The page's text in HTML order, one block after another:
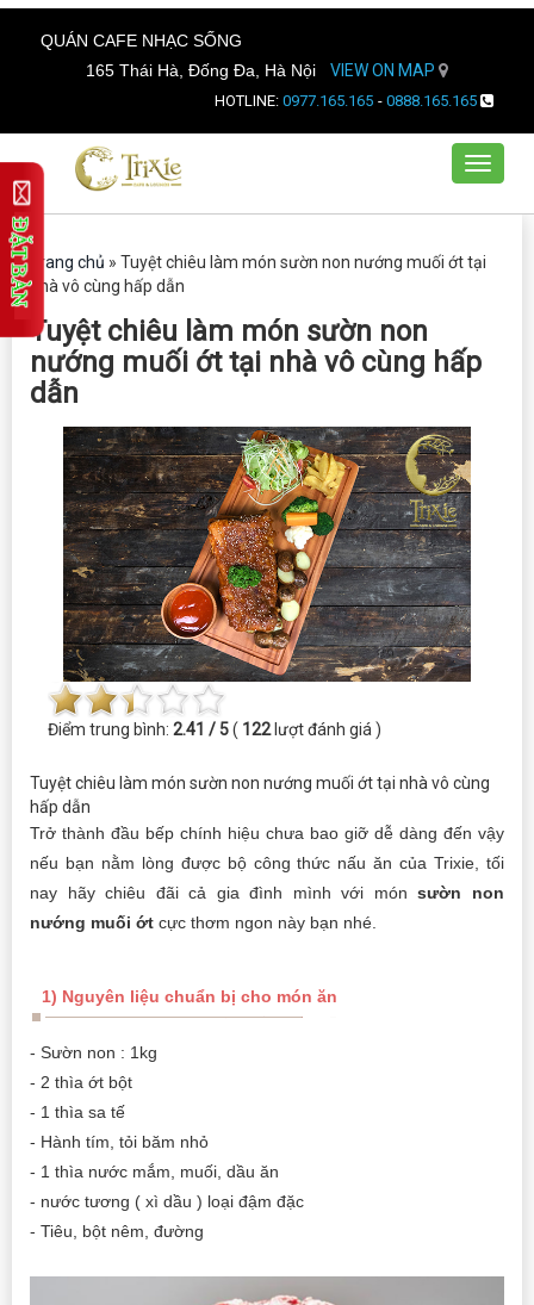
QUÁN CAFE NHẠC SỐNG
165 Thái Hà, Đống Đa, Hà Nội
VIEW ON MAP
HOTLINE: 0977.165.165 - 0888.165.165
Toggle
Trang chủ » Tuyệt chiêu làm món sườn non nướng muối ớt tại
nhà vô cùng hấp dẫn
Tuyệt chiêu làm món sườn non
nướng muối ớt tại nhà vô cùng hấp
dẫn
Điểm trung bình: 2.41 / 5( 122lượt đánh giá )
Tuyệt chiêu làm món sườn non nướng muối ớt tại nhà vô cùng
hấp dẫn
Trở thành đầu bếp chính hiệu chưa bao giỡ dễ dàng đến vậy
nếu bạn nằm lòng được bộ công thức nấu ăn của Trixie, tối
nay hãy chiêu đãi cả gia đình mình với mónsườn non
nướng muối ớt cực thơm ngon này bạn nhé.
1) Nguyên liệu chuẩn bị cho món ăn
- Sườn non : 1kg
- 2 thìa ớt bột
- 1 thìa sa tế
- Hành tím, tỏi băm nhỏ
- 1 thìa nước mắm, muối, dầu ăn
- nước tương ( xì dầu ) loại đậm đặc
- Tiêu, bột nêm, đường